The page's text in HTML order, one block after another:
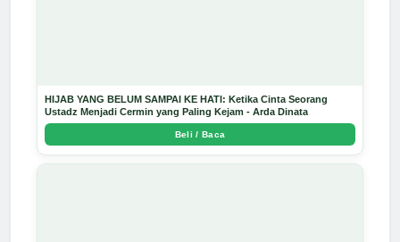
HIJAB YANG BELUM SAMPAI KE HATI: Ketika Cinta Seorang
Ustadz Menjadi Cermin yang Paling Kejam - Arda Dinata
Beli / Baca